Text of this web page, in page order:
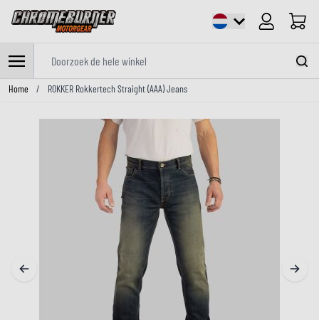
Cart
Ga naar de inhoud
Home / ROKKER Rokkertech Straight (AAA) Jeans